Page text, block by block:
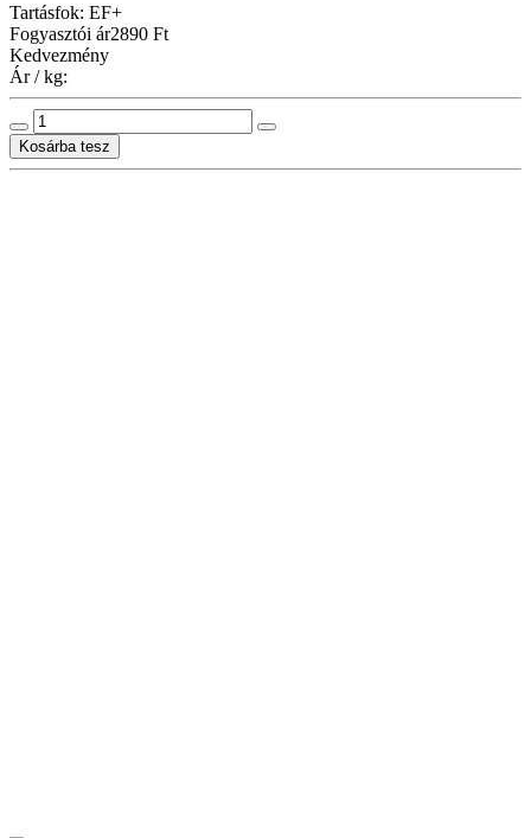
Tartásfok: EF+
Fogyasztói ár2890 Ft
Kedvezmény
Ár / kg: